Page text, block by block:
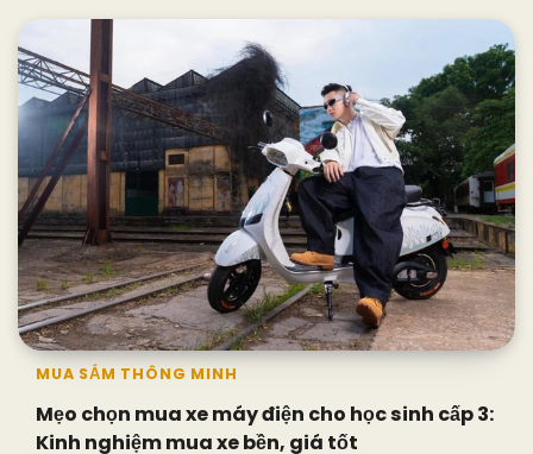
MUA SẮM THÔNG MINH
Mẹo chọn mua xe máy điện cho học sinh cấp 3:
Kinh nghiệm mua xe bền, giá tốt